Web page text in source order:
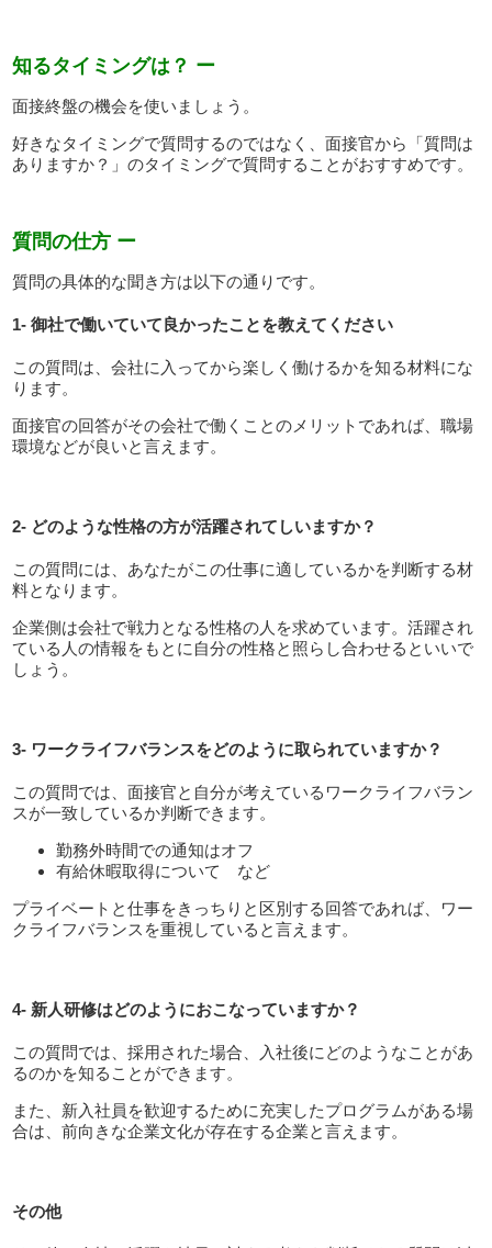
知るタイミングは？ ー
面接終盤の機会を使いましょう。
好きなタイミングで質問するのではなく、面接官から「質問は
ありますか？」のタイミングで質問することがおすすめです。
質問の仕方 ー
質問の具体的な聞き方は以下の通りです。
1- 御社で働いていて良かったことを教えてください
この質問は、会社に入ってから楽しく働けるかを知る材料にな
ります。
面接官の回答がその会社で働くことのメリットであれば、職場
環境などが良いと言えます。
2- どのような性格の方が活躍されてしいますか？
この質問には、あなたがこの仕事に適しているかを判断する材
料となります。
企業側は会社で戦力となる性格の人を求めています。活躍され
ている人の情報をもとに自分の性格と照らし合わせるといいで
しょう。
3- ワークライフバランスをどのように取られていますか？
この質問では、面接官と自分が考えているワークライフバラン
スが一致しているか判断できます。
勤務外時間での通知はオフ
有給休暇取得について など
プライベートと仕事をきっちりと区別する回答であれば、ワー
クライフバランスを重視していると言えます。
4- 新人研修はどのようにおこなっていますか？
この質問では、採用された場合、入社後にどのようなことがあ
るのかを知ることができます。
また、新入社員を歓迎するために充実したプログラムがある場
合は、前向きな企業文化が存在する企業と言えます。
その他